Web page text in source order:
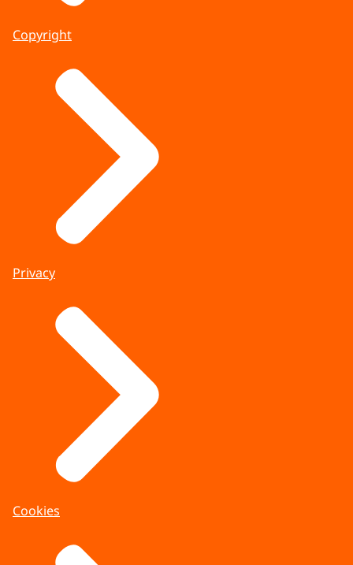
Copyright
Privacy
Cookies